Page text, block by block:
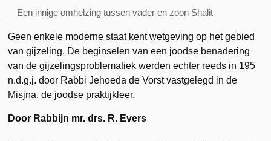
Een innige omhelzing tussen vader en zoon Shalit
Geen enkele moderne staat kent wetgeving op het gebied
van gijzeling. De beginselen van een joodse benadering
van de gijzelingsproblematiek werden echter reeds in 195
n.d.g.j. door Rabbi Jehoeda de Vorst vastgelegd in de
Misjna, de joodse praktijkleer.
Door Rabbijn mr. drs. R. Evers